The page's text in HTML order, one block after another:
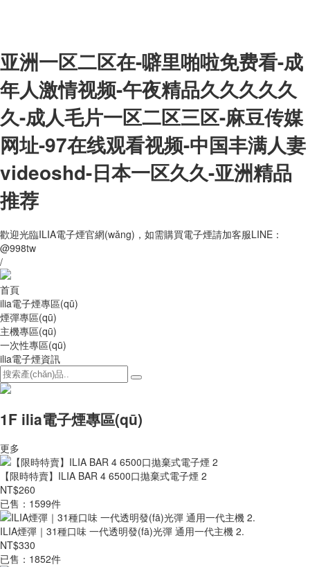
亚洲一区二区在-噼里啪啦免费看-成
年人激情视频-午夜精品久久久久久
久-成人毛片一区二区三区-麻豆传媒
网址-97在线观看视频-中国丰满人妻
videoshd-日本一区久久-亚洲精品
推荐
歡迎光臨ILIA電子煙官網(wǎng)，如需購買電子煙請加客服LINE：
@998tw
/
首頁
ilia電子煙專區(qū)
煙彈專區(qū)
主機專區(qū)
一次性專區(qū)
ilia電子煙資訊
1F ilia電子煙專區(qū)
更多
【限時特賣】ILIA BAR 4 6500口拋棄式電子煙 2
NT$260
已售：1599件
ILIA煙彈｜31種口味 一代透明發(fā)光彈 通用一代主機 2.
NT$330
已售：1852件